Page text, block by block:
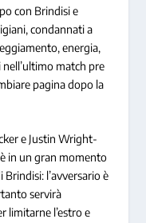
con Brindisi e
condannati a
energia,
match pre
pagina dopo la
e Justin Wright-
in un gran momento
Brindisi: l’avversario è
servirà
limitarne l’estro e